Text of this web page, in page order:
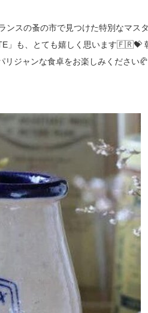
スの蚤の市で見つけた特別なマス
」も、とても嬉しく思います🇫🇷💝
ジャンな食卓をお楽しみください